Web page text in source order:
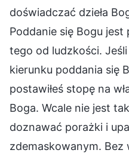
doświadczać dzieła
Poddanie się Bogu
tego od ludzkości.
kierunku poddania się
postawiłeś stopę na
Boga. Wcale nie jest
doznawać porażki i
zdemaskowanym. Bez